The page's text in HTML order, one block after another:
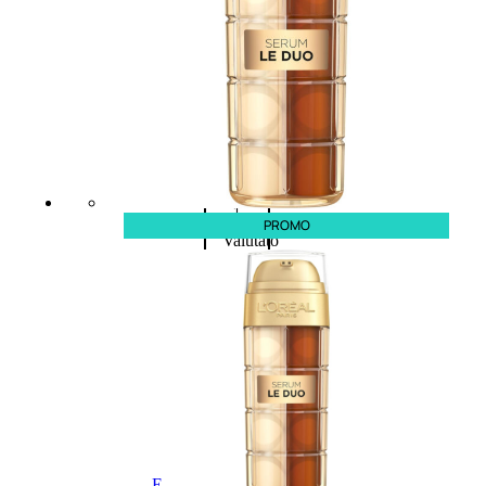
Fragranze
Nature
Donna
L’OCCITANE
EDT
VERBENA
1
Valutato
su
(0)
56,00€
42,00€
AGGIUNGI
CARRELLO
PROMO